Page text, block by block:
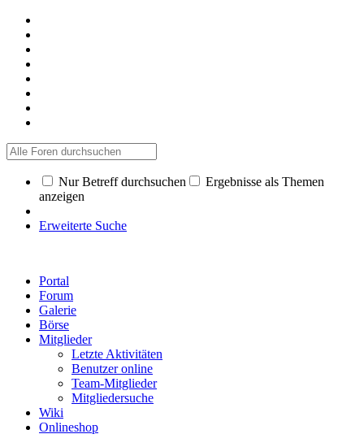
Nur Betreff durchsuchen
Ergebnisse als Themen
anzeigen
Erweiterte Suche
Portal
Forum
Galerie
Börse
Mitglieder
Letzte Aktivitäten
Benutzer online
Team-Mitglieder
Mitgliedersuche
Wiki
Onlineshop